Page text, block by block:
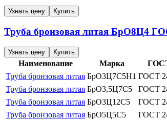
Узнать цену Купить
Труба бронзовая литая БрО8Ц4
Узнать цену Купить
Наименование Марка
Труба бронзовая литая БрО3Ц7С5Н1 ГОСТ
Труба бронзовая литая БрО3,5Ц7С5 ГОСТ
Труба бронзовая литая БрО3Ц12С5 ГОСТ
Труба бронзовая литая БрО5Ц5С5 ГОСТ